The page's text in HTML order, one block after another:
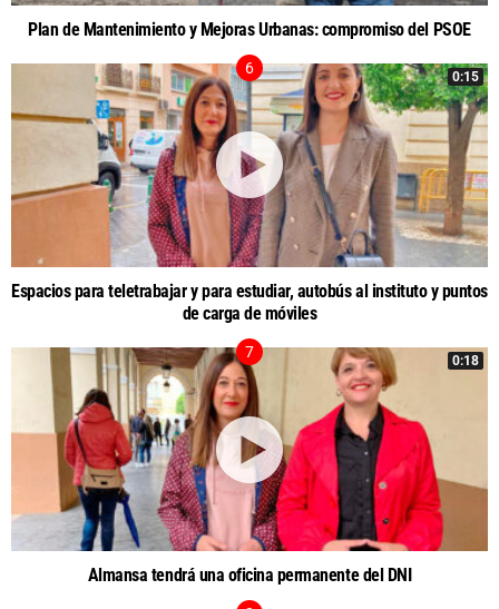
Plan de Mantenimiento y Mejoras Urbanas: compromiso del PSOE
0:15
Espacios para teletrabajar y para estudiar, autobús al instituto y puntos
de carga de móviles
0:18
Almansa tendrá una oficina permanente del DNI